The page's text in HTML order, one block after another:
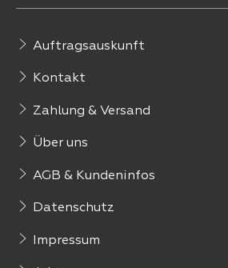
Auftragsauskunft
Kontakt
Zahlung & Versand
Über uns
AGB & Kundeninfos
Datenschutz
Impressum